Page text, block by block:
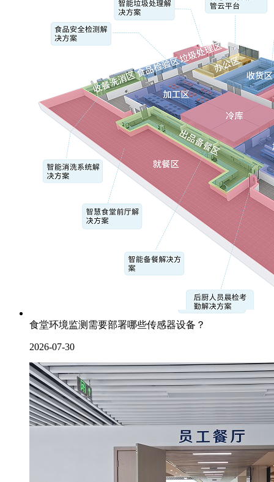
食堂环境监测需要部署哪些传感器设备？
2026-07-30